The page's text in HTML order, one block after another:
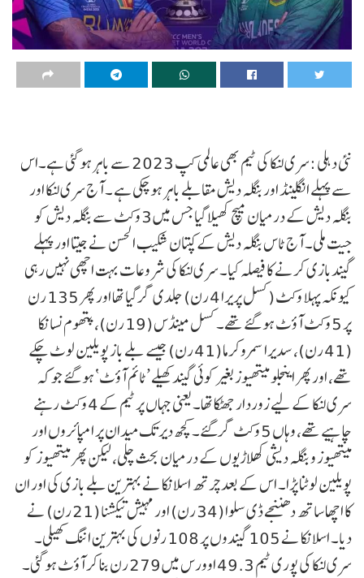
نئی دہلی :سری لنکا کی ٹیم بھی عالمی کپ 2023 سے باہر ہو گئی ہے۔اس
سے پہلے انگلینڈ اور بنگلہ دیش مقابلے باہر ہو چکی ہے ۔ آج سری لنکا اور
بنگلہ دیش کے درمیان میچ کھیلا گیا جس میں 3 وکٹ سے بنگلہ دیش کو
جیت ملی۔ آج ٹاس بنگلہ دیش کے کپتان شکیب الحسن نے جیتا اور پہلے
گیندبازی کرنے کا فیصلہ کیا۔ سری لنکا کی شروعات بہت اچھی نہیں رہی
کیونکہ پہلا وکٹ (کسل پریرا 4 رن) جلدی گر گیا تھا اور پھر 135 رن
پر 5 وکٹ آؤٹ ہو گئے تھے۔ کسل مینڈس (19 رن)، پتھوم نسانکا
(41 رن)، سدیرا سمروکرما (41 رن) جیسے بلے باز پویلین لوٹ چکے
تھے، اور پھر اینجلو میتھیوز بغیر کوئی گیند کھیلے ’ٹائم آؤٹ‘ ہو گئے جو کہ
سری لنکا کے لیے زوردار جھٹکا تھا۔ یعنی جہاں پر ٹیم کے 4 وکٹ رہنے
چاہیے تھے، وہاں 5 وکٹ گر گئے۔ کچھ دیر تک میدان پر امپائروں اور
میتھیوز و بنگلہ دیشی کھلاڑیوں کے درمیان بحث چلی، لیکن پھر میتھیوز کو
پویلین لوٹنا پڑا۔ اس کے بعد چرتھ اسلانکا نے بہترین بلے بازی کی اور ان
کا اچھا ساتھ دھننجے ڈی سلوا (34 رن) اور مہیش تیکشنا (21 رن) نے
دیا۔ اسلانکا نے 105 گیندوں پر 108 رنوں کی بہترین اننگ کھیلی۔
سری لنکا کی پوری ٹیم 49.3 اوورس میں 279 رن بنا کر آؤٹ ہو گئی۔